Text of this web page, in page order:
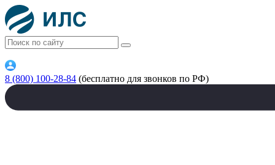
8 (800) 100-28-84 (бесплатно для звонков по РФ)